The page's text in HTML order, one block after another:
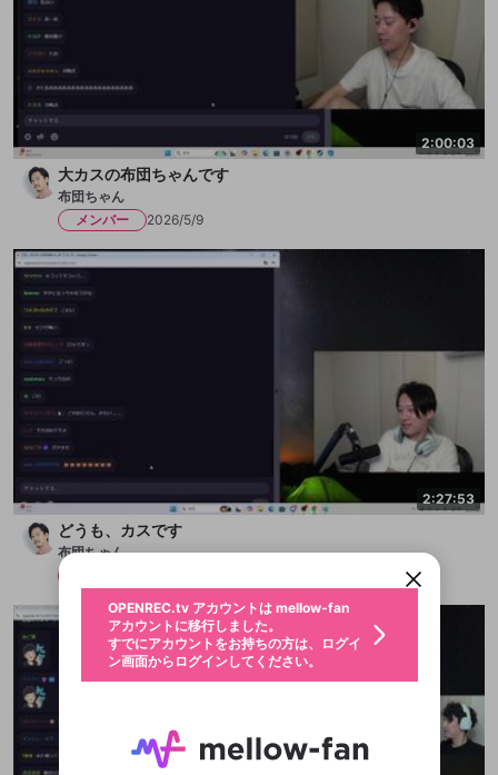
2:00:03
大カスの布団ちゃんです
布団ちゃん
メンバー
2026/5/9
2:27:53
どうも、カスです
布団ちゃん
ブレイクタイム広告
ライブ配信中に休憩するときに、最大1分間の広告
を表示することができます。
アプリで快適に視聴しよう！
OPENREC.tv アカウントは mellow-fan
アカウントに移行しました。
すでにアカウントをお持ちの方は、ログイ
新規登録
メールアドレスで新規登録
または
新規登録
@
OPENREC.tvアカウントはmellow-fanア
カウントに統合しました。
こちらからOPENREC.tvでログイン中のア
ログイン
メールアドレスでログイン
または
ログイン
OPENREC.tv アカウントは mellow-fan
アカウントに移行しました。
すでにアカウントをお持ちの方は、ログイ
ン画面からログインしてください。
登録したメールアドレスを入力し、送信してくださ
入力していただいたメールアドレ
スに、パスワード再設定用URLを
パーソナルデータの登録
年
生年月は登録後に変更できません。
認証コードの入力
セッションの有効期限が切れたた
不適切なユーザーとして報告しま
すか？
問題を選択してください
わいせつな表現
サブスクシェア
詳しくはこちら
限定コミュニティ参加方法
Discordアカウントをお持ちでない方